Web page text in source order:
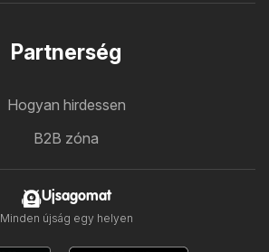
Partnerség
Hogyan hirdessen
B2B zóna
Ujsagomat
Minden újság egy helyen